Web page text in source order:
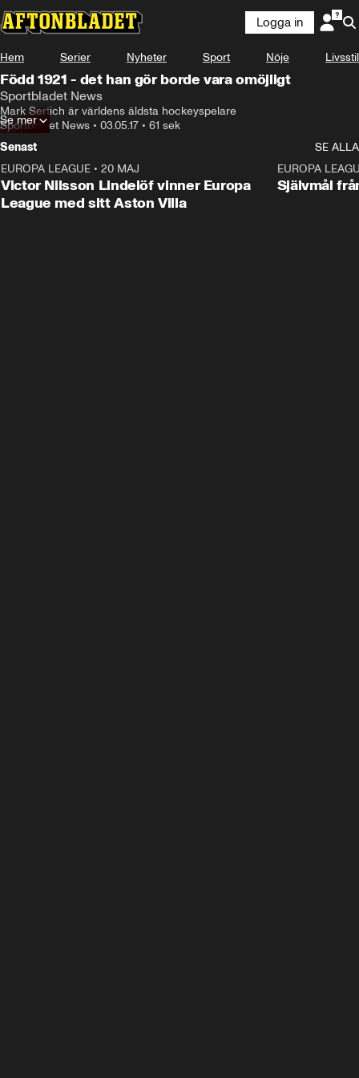
Logga in
Hem Serier Nyheter Sport Nöje Livsstil
Född 1921 - det han gör borde vara omöjligt
Sportbladet News
Mark Sertich är världens äldsta hockeyspelare
Sportbladet News • 03.05.17 • 61 sek
Se mer
Senast
SE ALLA
EUROPA LEAGUE • 20 MAJ
Victor Nilsson Lindelöf vinner Europa
League med sitt Aston Villa
EUROPA
Självmål